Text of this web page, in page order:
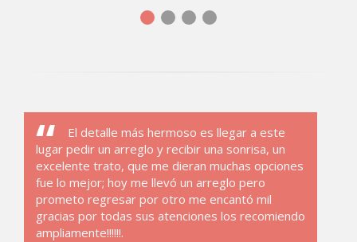
El detalle más hermoso es llegar a este
lugar pedir un arreglo y recibir una sonrisa, un
excelente trato, que me dieran muchas opciones
fue lo mejor; hoy me llevó un arreglo pero
prometo regresar por otro me encantó mil
gracias por todas sus atenciones los recomiendo
ampliamente!!!!!!.